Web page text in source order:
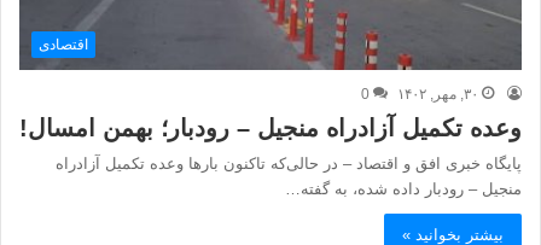
اقتصادی
۳۰, مهر, ۱۴۰۲ 0
وعده تکمیل آزادراه منجیل – رودبار؛ بهمن امسال!
پایگاه خبری افق و اقتصاد – در حالی‌که تاکنون بارها وعده تکمیل آزادراه
منجیل – رودبار داده شده، به گفته…
بیشتر بخوانید »